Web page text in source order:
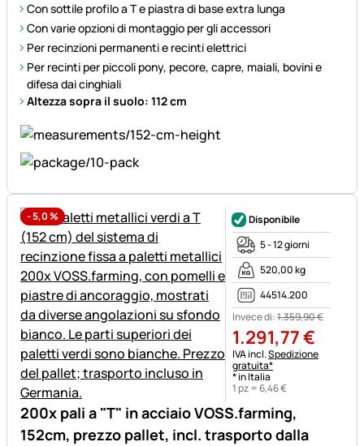
Con sottile profilo a T e piastra di base extra lunga
Con varie opzioni di montaggio per gli accessori
Per recinzioni permanenti e recinti elettrici
Per recinti per piccoli pony, pecore, capre, maiali, bovini e
difesa dai cinghiali
Altezza sopra il suolo: 112 cm
-5,0%
200x pali a "T" in acciaio VOSS.farming,
152cm, prezzo pallet, incl. trasporto dalla
Disponibile
5 - 12 giorni
520,00 kg
44514.200
Invece di:1.359,90€
1.291,77€
Informazioni fiscali:
IVA incl.Spedizione
gratuita*
* in Italia
1 pz = 6,46€